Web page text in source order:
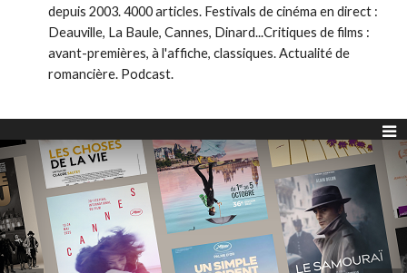
depuis 2003. 4000 articles. Festivals de cinéma en direct :
Deauville, La Baule, Cannes, Dinard...Critiques de films :
avant-premières, à l'affiche, classiques. Actualité de
romancière. Podcast.